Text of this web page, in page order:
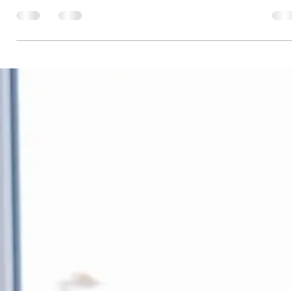
Winsa Revotech ısı, ses yalıtımı, kullanım kolaylığı.